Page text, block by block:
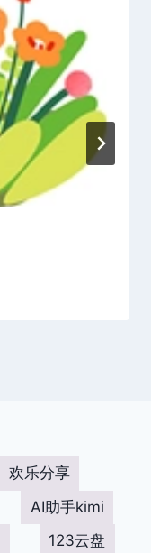
欢乐分享
AI助手kimi
123云盘